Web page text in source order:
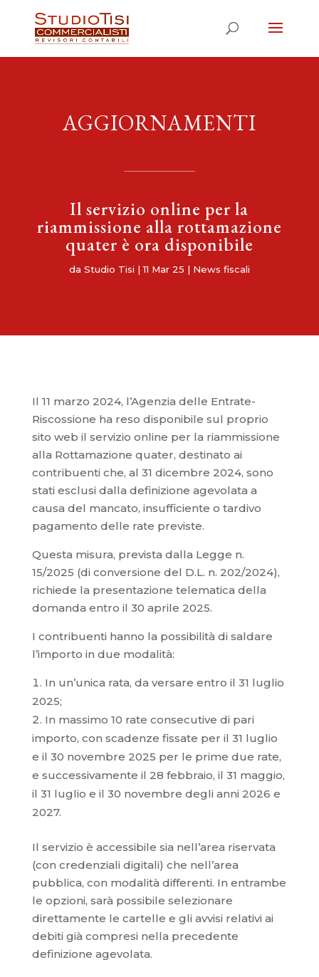
AGGIORNAMENTI
Il servizio online per la
riammissione alla rottamazione
quater è ora disponibile
da Studio Tisi |11 Mar 25 | News fiscali
Il 11 marzo 2024, l’Agenzia delle Entrate-
Riscossione ha reso disponibile sul proprio
sito web il servizio online per la riammissione
alla Rottamazione quater, destinato ai
contribuenti che, al 31 dicembre 2024, sono
stati esclusi dalla definizione agevolata a
causa del mancato, insufficiente o tardivo
pagamento delle rate previste.
Questa misura, prevista dalla Legge n.
15/2025 (di conversione del D.L. n. 202/2024),
richiede la presentazione telematica della
domanda entro il 30 aprile 2025.
I contribuenti hanno la possibilità di saldare
l’importo in due modalità:
In un’unica rata, da versare entro il 31 luglio
2025;
In massimo 10 rate consecutive di pari
importo, con scadenze fissate per il 31 luglio
e il 30 novembre 2025 per le prime due rate,
e successivamente il 28 febbraio, il 31 maggio,
il 31 luglio e il 30 novembre degli anni 2026 e
2027.
Il servizio è accessibile sia nell’area riservata
(con credenziali digitali) che nell’area
pubblica, con modalità differenti. In entrambe
le opzioni, sarà possibile selezionare
direttamente le cartelle e gli avvisi relativi ai
debiti già compresi nella precedente
definizione agevolata.